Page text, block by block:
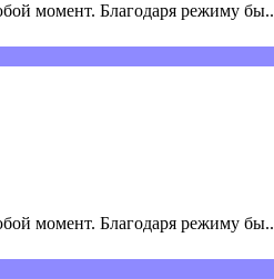
момент. Благодаря режиму бы..
момент. Благодаря режиму бы..